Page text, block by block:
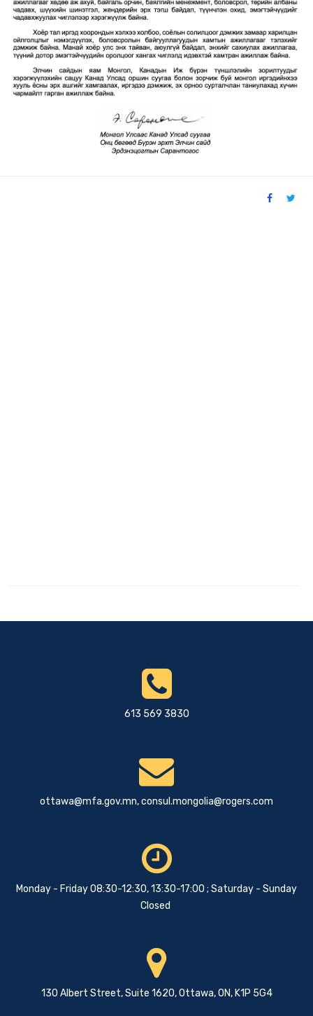
613 569 3830
ottawa@mfa.gov.mn,consul.mongolia@rogers.com
Monday - Friday 08:30-12:30, 13:30-17:00 ; Saturday - Sunday
Closed
130 Albert Street, Suite 1620, Ottawa, ON, K1P 5G4